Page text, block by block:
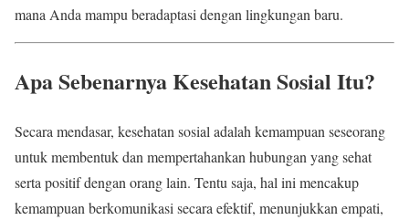
mana Anda mampu beradaptasi dengan lingkungan baru.
Apa Sebenarnya Kesehatan Sosial Itu?
Secara mendasar, kesehatan sosial adalah kemampuan seseorang
untuk membentuk dan mempertahankan hubungan yang sehat
serta positif dengan orang lain. Tentu saja, hal ini mencakup
kemampuan berkomunikasi secara efektif, menunjukkan empati,